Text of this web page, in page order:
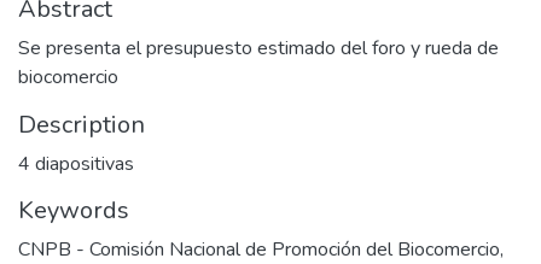
Abstract
Se presenta el presupuesto estimado del foro y rueda de
biocomercio
Description
4 diapositivas
Keywords
CNPB - Comisión Nacional de Promoción del Biocomercio,